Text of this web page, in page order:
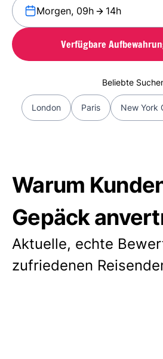
Morgen, 09h 14h
Verfügbare
Beliebte
London Paris New York
Warum
Gepäck
Aktuelle, echte
zufriedenen